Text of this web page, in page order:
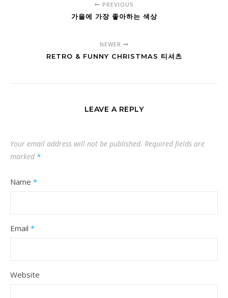
PREVIOUS
가을에 가장 좋아하는 색상
NEWER
RETRO & FUNNY CHRISTMAS 티셔츠
LEAVE A REPLY
Your email address will not be published. Required fields are
marked *
Name *
Email *
Website